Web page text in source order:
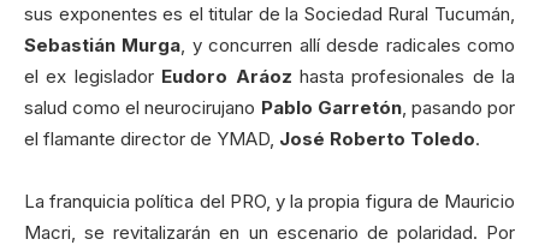
sus exponentes es el titular de la Sociedad Rural Tucumán,
Sebastián Murga , y concurren allí desde radicales como
el ex legislador Eudoro Aráoz hasta profesionales de la
salud como el neurocirujano Pablo Garretón, pasando por
el flamante director de YMAD, José Roberto Toledo.
La franquicia política del PRO, y la propia figura de Mauricio
Macri, se revitalizarán en un escenario de polaridad. Por